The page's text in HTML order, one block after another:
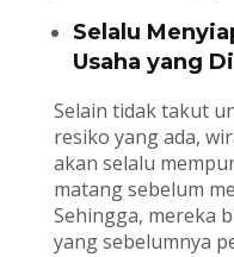
Selalu
Usaha yang
Selain tidak takut
resiko yang ada,
akan selalu
matang sebelum
Sehingga, mereka
yang sebelumnya